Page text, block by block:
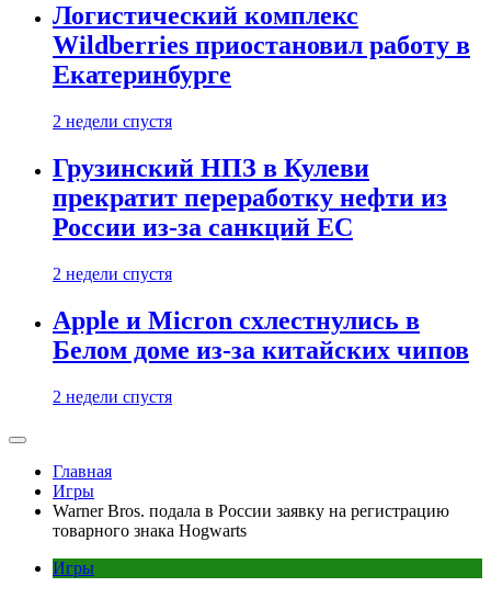
Логистический комплекс
Wildberries приостановил работу в
Екатеринбурге
2 недели спустя
Грузинский НПЗ в Кулеви
прекратит переработку нефти из
России из-за санкций ЕС
2 недели спустя
Apple и Micron схлестнулись в
Белом доме из-за китайских чипов
2 недели спустя
Главная
Игры
Warner Bros. подала в России заявку на регистрацию
товарного знака Hogwarts
Игры